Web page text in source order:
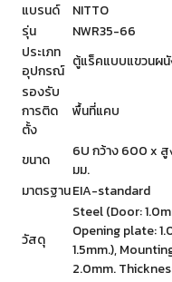
แบรนด์
NITTO
รุ่น
NWR35-66
ประเภท
อุปกรณ์
ตู้แร็คแบบแขวนผนั
รองรับ
การติด
ตั้ง
พื้นที่แคบ
ขนาด
6U กว้าง 600 x
มม.
มาตรฐานEIA-standard
วัสดุ
Steel (Door:
Opening plate:
1.5mm.),
2.0mm.